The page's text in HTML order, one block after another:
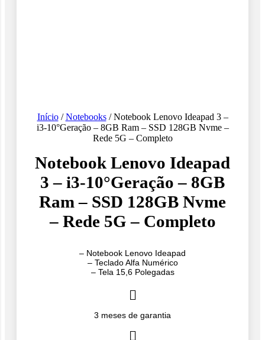
Início/Notebooks/ Notebook Lenovo Ideapad 3 –
i3-10°Geração – 8GB Ram – SSD 128GB Nvme –
Rede 5G – Completo
Notebook Lenovo Ideapad
3 – i3-10°Geração – 8GB
Ram – SSD 128GB Nvme
– Rede 5G – Completo
– Notebook Lenovo Ideapad
– Teclado Alfa Numérico
– Tela 15,6 Polegadas
3 meses de garantia